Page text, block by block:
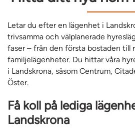
Letar du efter en lägenhet i
trivsamma och välplanerade
faser – från den första bostaden till
familjelägenheter. Du hittar våra
i Landskrona, såsom Centrum,
Öster.
Få koll på lediga
Landskrona